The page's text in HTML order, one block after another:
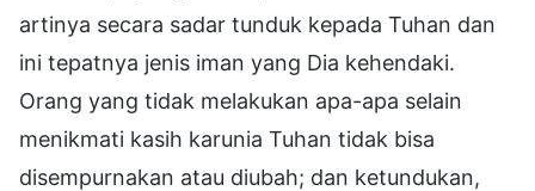
artinya secara sadar tunduk kepada Tuhan dan
ini tepatnya jenis iman yang Dia kehendaki.
Orang yang tidak melakukan apa-apa selain
menikmati kasih karunia Tuhan tidak bisa
disempurnakan atau diubah; dan ketundukan,